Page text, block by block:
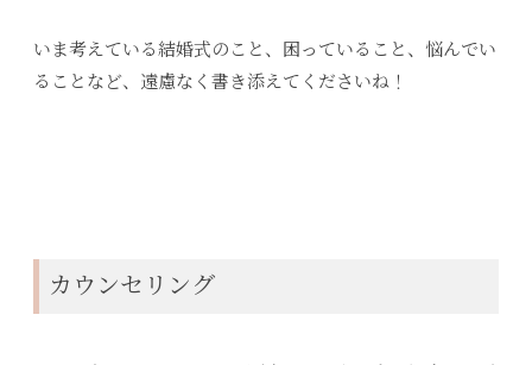
いま考えている結婚式のこと、困っていること、悩んでい
ることなど、遠慮なく書き添えてくださいね！
カウンセリング